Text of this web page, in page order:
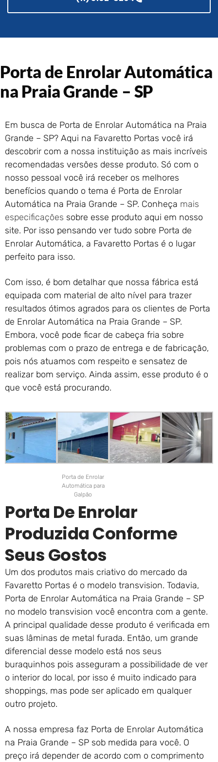
Portão de Garagem de
Enrolar em Petrópolis – RJ
Portão de Garagem de
Enrolar em Paraty – RJ
Enrolar em Nova Iguaçu – RJ
Portão de Garagem de
Enrolar em Nova Friburgo –
RJ
Porta de Enrolar Automática
na Praia Grande – SP
Em busca de Porta de Enrolar Automática na Praia
Grande – SP? Aqui na Favaretto Portas você irá
descobrir com a nossa instituição as mais incríveis
recomendadas versões desse produto. Só com o
nosso pessoal você irá receber os melhores
benefícios quando o tema é Porta de Enrolar
Automática na Praia Grande – SP. Conheça mais
especificações sobre esse produto aqui em nosso
site. Por isso pensando ver tudo sobre Porta de
Enrolar Automática, a Favaretto Portas é o lugar
perfeito para isso.
Com isso, é bom detalhar que nossa fábrica está
equipada com material de alto nível para trazer
resultados ótimos agrados para os clientes de Porta
de Enrolar Automática na Praia Grande – SP.
Embora, você pode ficar de cabeça fria sobre
problemas com o prazo de entrega e de fabricação,
pois nós atuamos com respeito e sensatez de
realizar bom serviço. Ainda assim, esse produto é o
que você está procurando.
Porta de Enrolar
Automática para
Galpão
Porta De Enrolar
Produzida Conforme
Seus Gostos
Um dos produtos mais criativo do mercado da
Favaretto Portas é o modelo transvision. Todavia,
Porta de Enrolar Automática na Praia Grande – SP
no modelo transvision você encontra com a gente.
A principal qualidade desse produto é verificada em
suas lâminas de metal furada. Então, um grande
diferencial desse modelo está nos seus
buraquinhos pois asseguram a possibilidade de ver
o interior do local, por isso é muito indicado para
shoppings, mas pode ser aplicado em qualquer
outro projeto.
A nossa empresa faz Porta de Enrolar Automática
na Praia Grande – SP sob medida para você. O
preço irá depender de acordo com o comprimento